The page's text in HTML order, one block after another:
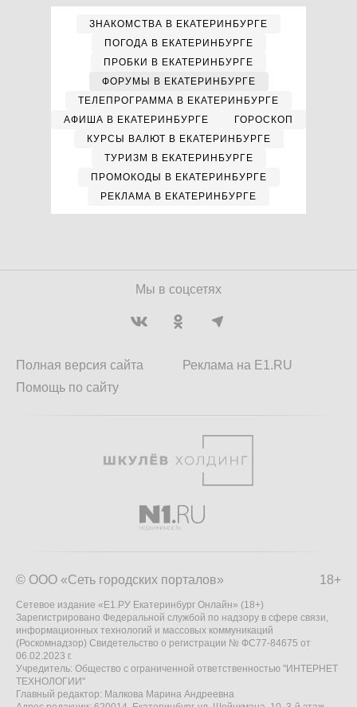
ЗНАКОМСТВА В ЕКАТЕРИНБУРГЕ
ПОГОДА В ЕКАТЕРИНБУРГЕ
ПРОБКИ В ЕКАТЕРИНБУРГЕ
ФОРУМЫ В ЕКАТЕРИНБУРГЕ
ТЕЛЕПРОГРАММА В ЕКАТЕРИНБУРГЕ
АФИША В ЕКАТЕРИНБУРГЕ
ГОРОСКОП
КУРСЫ ВАЛЮТ В ЕКАТЕРИНБУРГЕ
ТУРИЗМ В ЕКАТЕРИНБУРГЕ
ПРОМОКОДЫ В ЕКАТЕРИНБУРГЕ
РЕКЛАМА В ЕКАТЕРИНБУРГЕ
Мы в соцсетях
Полная версия сайта
Помощь по сайту
Реклама на E1.RU
18+
© ООО «Сеть городских порталов»
Сетевое издание «Е1.РУ Екатеринбург Онлайн» (18+)
Зарегистрировано Федеральной службой по надзору в сфере связи,
информационных технологий и массовых коммуникаций
(Роскомнадзор) Свидетельство о регистрации № ФС77-84675 от
06.02.2023 г.
Учредитель: Общество с ограниченной ответственностью "ИНТЕРНЕТ
ТЕХНОЛОГИИ"
Главный редактор: Малкова Марина Андреевна